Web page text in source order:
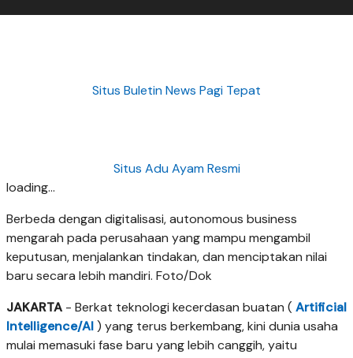
Situs Buletin News Pagi Tepat
Situs Adu Ayam Resmi
loading...
Berbeda dengan digitalisasi, autonomous business
mengarah pada perusahaan yang mampu mengambil
keputusan, menjalankan tindakan, dan menciptakan nilai
baru secara lebih mandiri. Foto/Dok
JAKARTA - Berkat teknologi kecerdasan buatan (Artificial
Intelligence/AI) yang terus berkembang, kini dunia usaha
mulai memasuki fase baru yang lebih canggih, yaitu